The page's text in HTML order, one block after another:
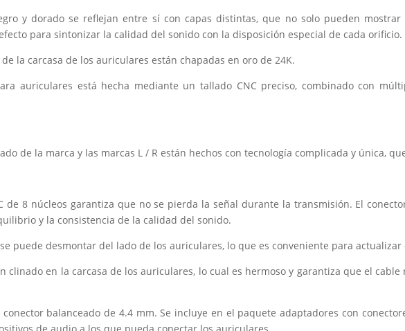
y dorado se reflejan entre sí con capas distintas, que no solo pueden
para sintonizar la calidad del sonido con la disposición especial de cada orificio.
la carcasa de los auriculares están chapadas en oro de 24K.
auriculares está hecha mediante un tallado CNC preciso, combinado con
de la marca y las marcas L / R están hechos con tecnología complicada y única,
de 8 núcleos garantiza que no se pierda la señal durante la transmisión. El
y la consistencia de la calidad del sonido.
se puede desmontar del lado de los auriculares, lo que es conveniente para actualizar
clinado en la carcasa de los auriculares, lo cual es hermoso y garantiza que el
balanceado de 4.4 mm. Se incluye en el paquete adaptadores con
de audio a los que pueda conectar los auriculares.